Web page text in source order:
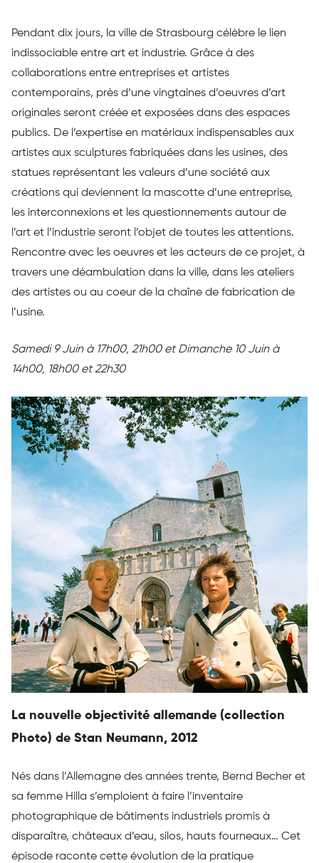
Pendant dix jours, la ville de Strasbourg célèbre le lien
indissociable entre art et industrie. Grâce à des
collaborations entre entreprises et artistes
contemporains, près d’une vingtaines d’oeuvres d’art
originales seront créée et exposées dans des espaces
publics. De l’expertise en matériaux indispensables aux
artistes aux sculptures fabriquées dans les usines, des
statues représentant les valeurs d’une société aux
créations qui deviennent la mascotte d’une entreprise,
les interconnexions et les questionnements autour de
l’art et l’industrie seront l’objet de toutes les attentions.
Rencontre avec les oeuvres et les acteurs de ce projet, à
travers une déambulation dans la ville, dans les ateliers
des artistes ou au coeur de la chaîne de fabrication de
l’usine.
Samedi 9 Juin à 17h00, 21h00 et Dimanche 10 Juin à
14h00, 18h00 et 22h30
La nouvelle objectivité allemande (collection
Photo) de Stan Neumann, 2012
Nés dans l’Allemagne des années trente, Bernd Becher et
sa femme Hilla s’emploient à faire l’inventaire
photographique de bâtiments industriels promis à
disparaître, châteaux d’eau, silos, hauts fourneaux… Cet
épisode raconte cette évolution de la pratique